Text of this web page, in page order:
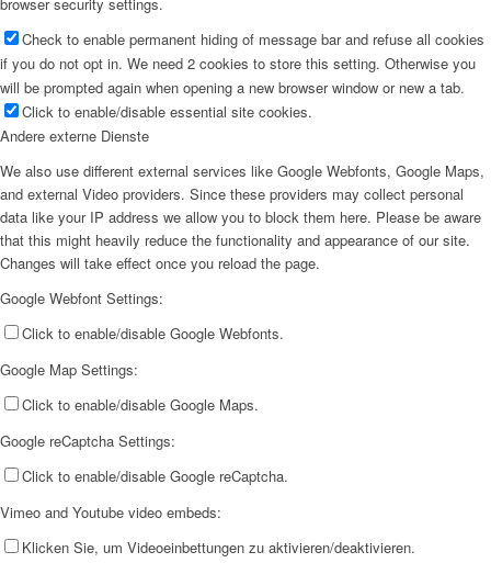
Check to enable permanent hiding of message bar and refuse all cookies
if you do not opt in. We need 2 cookies to store this setting. Otherwise you
will be prompted again when opening a new browser window or new a tab.
Click to enable/disable essential site cookies.
Andere externe Dienste
We also use different external services like Google Webfonts, Google Maps,
and external Video providers. Since these providers may collect personal
data like your IP address we allow you to block them here. Please be aware
that this might heavily reduce the functionality and appearance of our site.
Changes will take effect once you reload the page.
Google Webfont Settings:
Click to enable/disable Google Webfonts.
Google Map Settings:
Click to enable/disable Google Maps.
Google reCaptcha Settings:
Click to enable/disable Google reCaptcha.
Vimeo and Youtube video embeds:
Klicken Sie, um Videoeinbettungen zu aktivieren/deaktivieren.